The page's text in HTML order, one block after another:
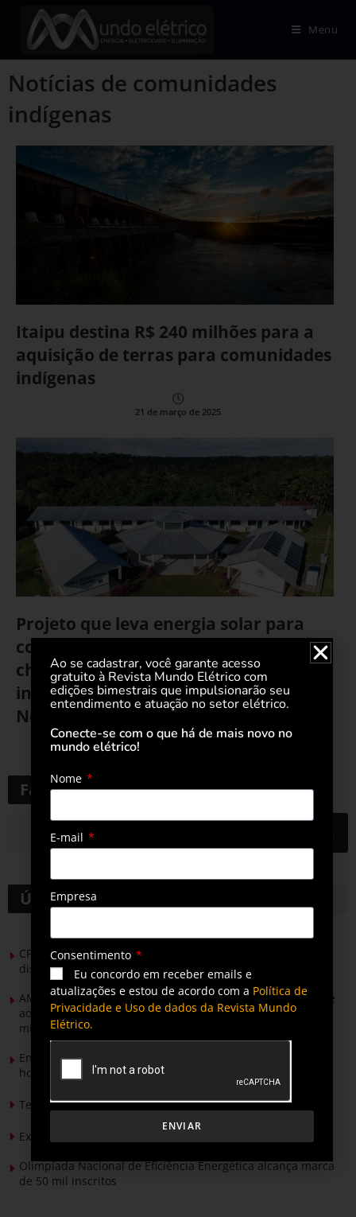
Menu
Notícias de comunidades
indígenas
Itaipu destina R$ 240 milhões para a
aquisição de terras para comunidades
indígenas
21 de março de 2025
Projeto que leva energia solar para
comunidades indígenas na Amazônia
chega a segunda fase com
investimento de US$ 25 mil da
Nextracker
Faça uma pesquisa
Últimas notícias
CPFL Energia e TIM se unem para criar a rede de
distribuição do futuro com tecnologia privativa
AMIG Brasil convida pré-candidatos ao Governo de Minas e
ao Senado para discutir propostas para os municípios
mineradores e afetados
Energia solar permitirá ampliar em 25% a produção de
hortaliças em projeto social no Tocantins
Tendências de Iluminação em 2026
Expansão da energia solar no Brasil
Olimpíada Nacional de Eficiência Energética alcança marca
de 50 mil inscritos
Ao se cadastrar, você garante acesso
gratuito à Revista Mundo Elétrico com
edições bimestrais que impulsionarão seu
entendimento e atuação no setor elétrico.
Conecte-se com o que há de mais novo no
mundo elétrico!
Nome
E-mail
Empresa
Consentimento
Eu concordo em receber emails e
atualizações e estou de acordo com a Política de
Privacidade e Uso de dados da Revista Mundo
Elétrico.
ENVIAR